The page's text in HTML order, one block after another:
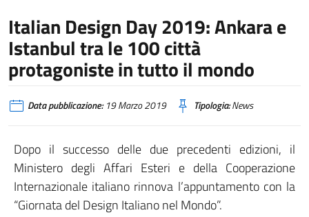
Italian Design Day 2019: Ankara e
Istanbul tra le 100 città
protagoniste in tutto il mondo
Data pubblicazione:19 Marzo 2019 Tipologia:News
Dopo il successo delle due precedenti edizioni, il
Ministero degli Affari Esteri e della Cooperazione
Internazionale italiano rinnova l’appuntamento con la
“Giornata del Design Italiano nel Mondo”.